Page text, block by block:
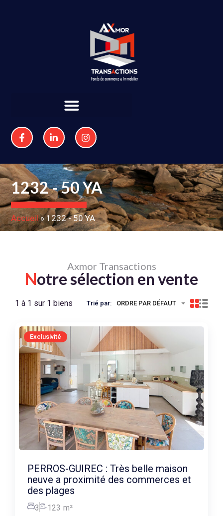
1232 - 50 YA
Accueil»1232 - 50 YA
Axmor Transactions
Notre sélection en vente
1 à 1 sur 1 biens Trié par: ORDRE PAR DÉFAUT
Exclusivité
PERROS-GUIREC : Très belle maison
neuve a proximité des commerces et
des plages
3 123 m²